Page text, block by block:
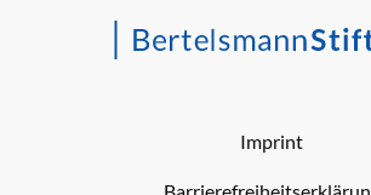
Imprint